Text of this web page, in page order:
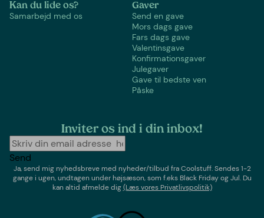
Kan du lide os?
Samarbejd med os
Gaver
Send en gave
Mors dags gave
Fars dags gave
Valentinsgave
Konfirmationsgaver
Julegaver
Gave til bedste ven
Påske
Inviter os ind i din inbox!
Send
Ja, send mig nyhedsbreve med nyheder/tilbud fraCoolstuff. Sendes 1-2
gange i ugen,undtagen under højsæson, som f.eks Black Friday og Jul. Du
kan altid afmelde dig(Læs vores Privatlivspolitik)